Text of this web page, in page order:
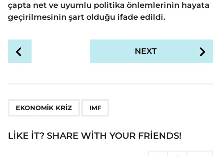
çapta net ve uyumlu politika önlemlerinin hayata
geçirilmesinin şart olduğu ifade edildi.
i
NEXT
EKONOMIK KRIZ IMF
LIKE IT? SHARE WITH YOUR FRIENDS!